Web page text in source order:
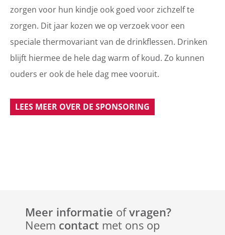
zorgen voor hun kindje ook goed voor zichzelf te
zorgen. Dit jaar kozen we op verzoek voor een
speciale thermovariant van de drinkflessen. Drinken
blijft hiermee de hele dag warm of koud. Zo kunnen
ouders er ook de hele dag mee vooruit.
LEES MEER OVER DE SPONSORING
Meer informatie ofvragen?
Neem contact met ons op